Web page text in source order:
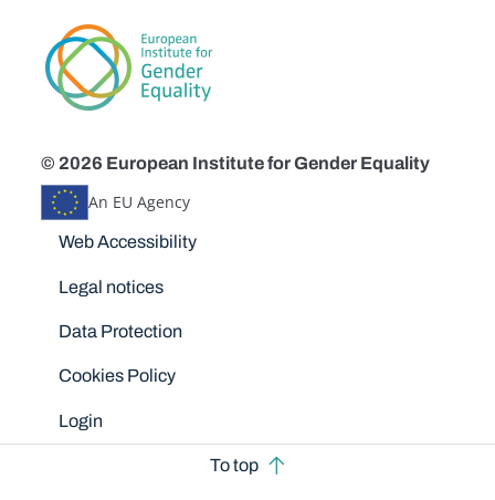
© 2026 European Institute for Gender Equality
An EU Agency
Disclaimers
Web Accessibility
Legal notices
Data Protection
Cookies Policy
Login
To top